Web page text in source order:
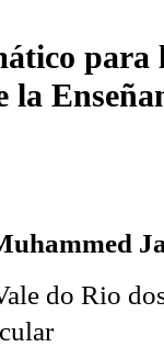
para
la
do Rio